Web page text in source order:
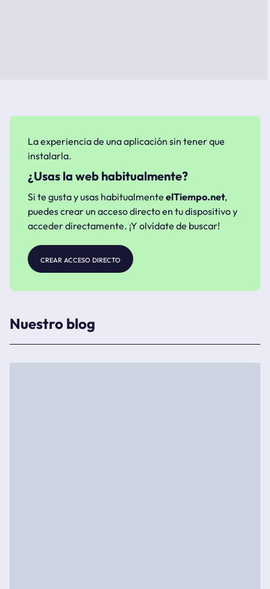
La experiencia de una aplicación sin tener que
instalarla.
¿Usas la web habitualmente?
Si te gusta y usas habitualmente elTiempo.net,
puedes crear un acceso directo en tu dispositivo y
acceder directamente. ¡Y olvídate de buscar!
crear acceso directo
Nuestro blog